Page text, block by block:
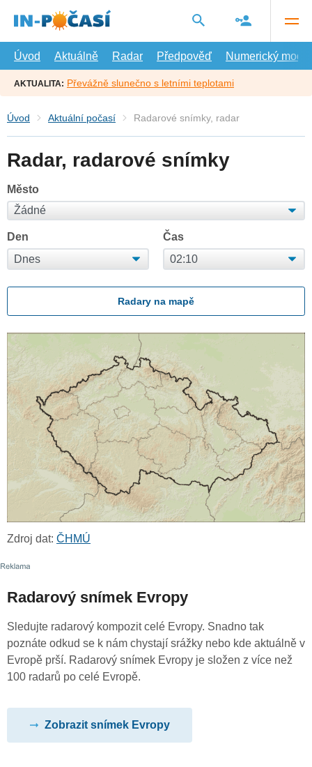
hlavní
Úvod
Aktuálně Radar Předpověď Numerický model
AKTUALITA: Převážně slunečno s letními teplotami
Úvod Aktuální počasí Radarové snímky, radar
Radar, radarové snímky
Město
Den Čas
Radary na mapě
Zdroj dat: ČHMÚ
Radarový snímek Evropy
Sledujte radarový kompozit celé Evropy. Snadno tak
poznáte odkud se k nám chystají srážky nebo kde aktuálně v
Evropě prší. Radarový snímek Evropy je složen z více než
100 radarů po celé Evropě.
Zobrazit snímek Evropy